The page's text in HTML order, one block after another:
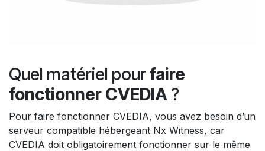
Quel matériel pour faire
fonctionner CVEDIA ?
Pour faire fonctionner CVEDIA, vous avez besoin d’un
serveur compatible hébergeant Nx Witness, car
CVEDIA doit obligatoirement fonctionner sur le même